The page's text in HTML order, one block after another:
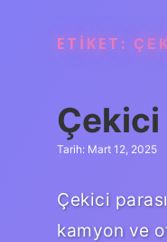
ETIKET:
Çekici
Tarih: Mart 12, 2025
Çekici
kamyon ve